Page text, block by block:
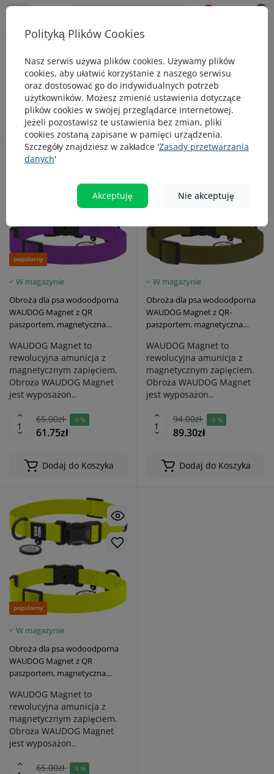
0
Obroża z magnetyczną klamrą dla psa
popularny
W magazynie
Obroża dla psa wodoodporna
WAUDOG Magnet z QR
paszportem, magnetyczna
WAUDOG Magnet to
rewolucyjna amunicja z
magnetycznym zapięciem.
Obroża WAUDOG Magnet
jest wyposażon..
65.00zł -5 %
61.75zł
Dodaj do Koszyka
W magazynie
Obroża dla psa wodoodporna
WAUDOG Magnet z QR-
paszportem, magnetyczna
WAUDOG Magnet to
rewolucyjna amunicja z
magnetycznym zapięciem.
Obroża WAUDOG Magnet
jest wyposażon..
94.00zł -5 %
89.30zł
Dodaj do Koszyka
popularny
W magazynie
Obroża dla psa wodoodporna
WAUDOG Magnet z QR
paszportem, magnetyczna
WAUDOG Magnet to
rewolucyjna amunicja z
magnetycznym zapięciem.
Obroża WAUDOG Magnet
jest wyposażon..
65.00zł -5 %
Polityką Plików Cookies
Nasz serwis używa plików cookies. Używamy plików
cookies, aby ułatwić korzystanie z naszego serwisu
oraz dostosować go do indywidualnych potrzeb
użytkowników. Możesz zmienić ustawienia dotyczące
plików cookies w swojej przeglądarce internetowej.
Jeżeli pozostawisz te ustawienia bez zmian, pliki
cookies zostaną zapisane w pamięci urządzenia.
Szczegóły znajdziesz w zakładce 'Zasady przetwarzania
danych'
Akceptuję Nie akceptuję